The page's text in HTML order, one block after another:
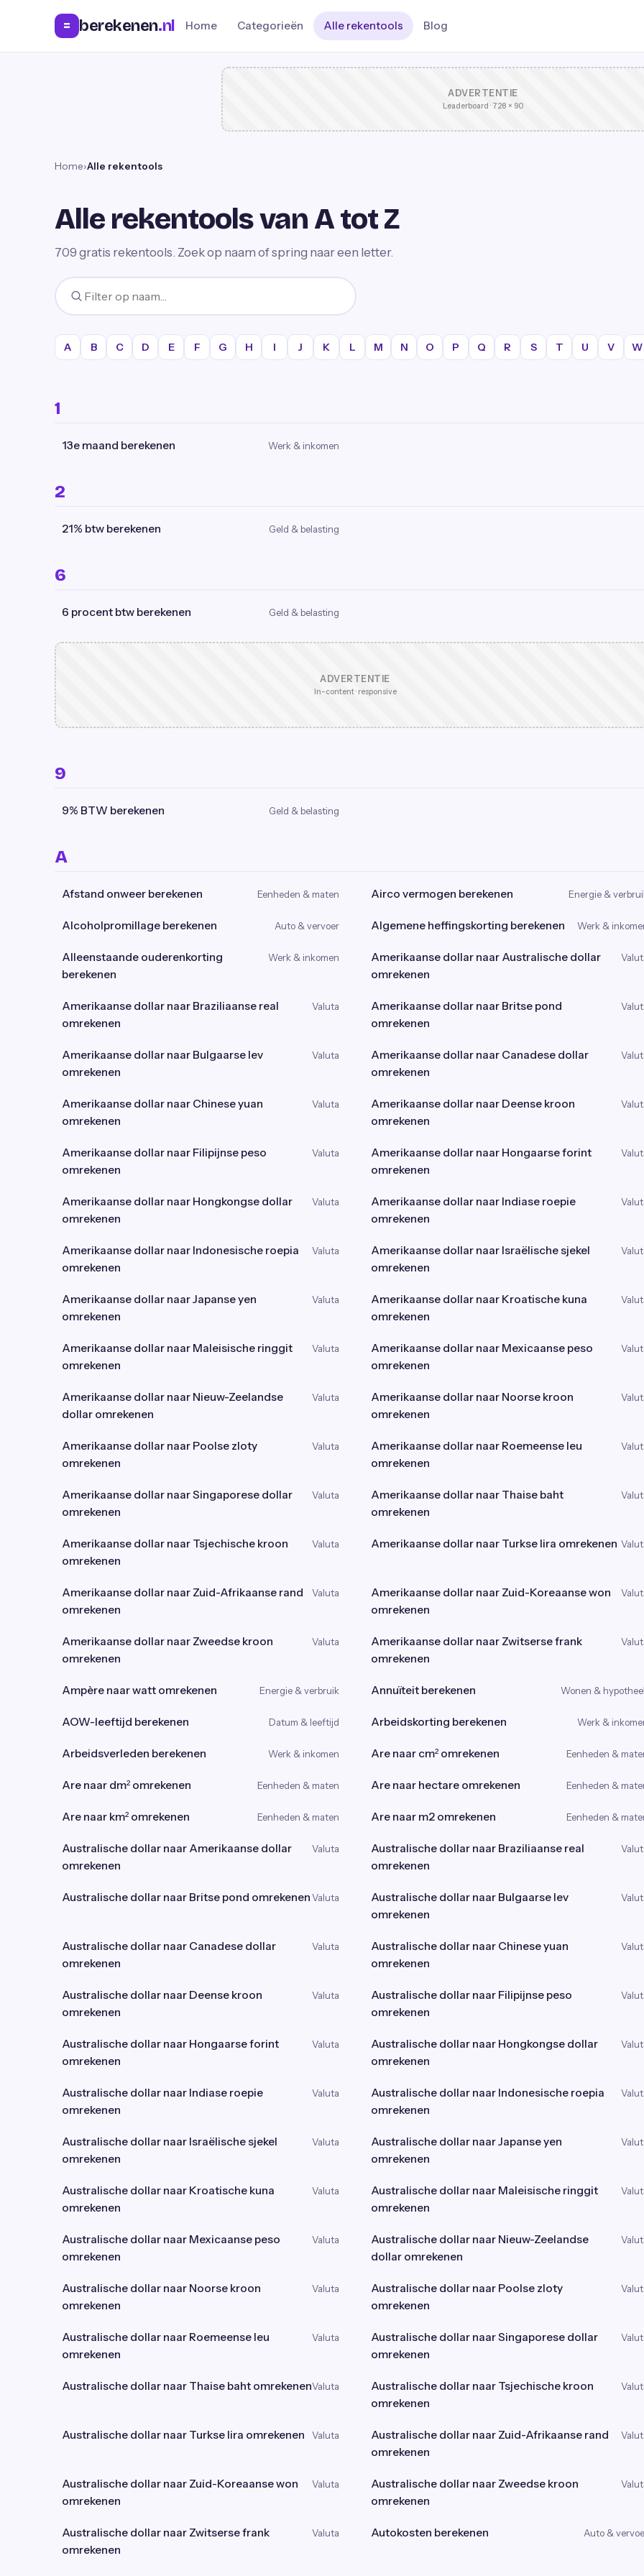
= berekenen.nl Home Categorieën Alle rekentools Blog
ADVERTENTIE
Leaderboard · 728 × 90
Home›Alle rekentools
Alle rekentools van A tot Z
709 gratis rekentools. Zoek op naam of spring naar een letter.
A B C D E F G H I J K L M N O P Q R S T U V W
1
13e maand berekenen Werk & inkomen
2
21% btw berekenen Geld & belasting
6
6 procent btw berekenen Geld & belasting
ADVERTENTIE
In-content · responsive
9
9% BTW berekenen Geld & belasting
A
Afstand onweer berekenen Eenheden & maten Airco vermogen berekenen Energie &
Alcoholpromillage berekenen Auto & vervoer Algemene heffingskorting berekenen Werk &
Alleenstaande ouderenkorting
berekenen
Werk & inkomen
Amerikaanse dollar naar Australische dollar
omrekenen
Amerikaanse dollar naar Braziliaanse real
omrekenen
Valuta
Amerikaanse dollar naar Britse pond
omrekenen
Amerikaanse dollar naar Bulgaarse lev
omrekenen
Valuta
Amerikaanse dollar naar Canadese dollar
omrekenen
Amerikaanse dollar naar Chinese yuan
omrekenen
Valuta
Amerikaanse dollar naar Deense kroon
omrekenen
Amerikaanse dollar naar Filipijnse peso
omrekenen
Valuta
Amerikaanse dollar naar Hongaarse forint
omrekenen
Amerikaanse dollar naar Hongkongse dollar
omrekenen
Valuta
Amerikaanse dollar naar Indiase roepie
omrekenen
Amerikaanse dollar naar Indonesische roepia
omrekenen
Valuta
Amerikaanse dollar naar Israëlische sjekel
omrekenen
Amerikaanse dollar naar Japanse yen
omrekenen
Valuta
Amerikaanse dollar naar Kroatische kuna
omrekenen
Amerikaanse dollar naar Maleisische ringgit
omrekenen
Valuta
Amerikaanse dollar naar Mexicaanse peso
omrekenen
Amerikaanse dollar naar Nieuw-Zeelandse
dollar omrekenen
Valuta
Amerikaanse dollar naar Noorse kroon
omrekenen
Amerikaanse dollar naar Poolse zloty
omrekenen
Valuta
Amerikaanse dollar naar Roemeense leu
omrekenen
Amerikaanse dollar naar Singaporese dollar
omrekenen
Valuta
Amerikaanse dollar naar Thaise baht
omrekenen
Amerikaanse dollar naar Tsjechische kroon
omrekenen
Valuta Amerikaanse dollar naar Turkse lira omrekenen
Amerikaanse dollar naar Zuid-Afrikaanse rand
omrekenen
Valuta
Amerikaanse dollar naar Zuid-Koreaanse won
omrekenen
Amerikaanse dollar naar Zweedse kroon
omrekenen
Valuta
Amerikaanse dollar naar Zwitserse frank
omrekenen
Ampère naar watt omrekenen Energie & verbruik Annuïteit berekenen Wonen &
AOW-leeftijd berekenen Datum & leeftijd Arbeidskorting berekenen Werk &
Arbeidsverleden berekenen Werk & inkomen Are naar cm² omrekenen Eenheden &
Are naar dm² omrekenen Eenheden & maten Are naar hectare omrekenen Eenheden &
Are naar km² omrekenen Eenheden & maten Are naar m2 omrekenen Eenheden &
Australische dollar naar Amerikaanse dollar
omrekenen
Valuta
Australische dollar naar Braziliaanse real
omrekenen
Australische dollar naar Britse pond omrekenenValuta
Australische dollar naar Bulgaarse lev
omrekenen
Australische dollar naar Canadese dollar
omrekenen
Valuta
Australische dollar naar Chinese yuan
omrekenen
Australische dollar naar Deense kroon
omrekenen
Valuta
Australische dollar naar Filipijnse peso
omrekenen
Australische dollar naar Hongaarse forint
omrekenen
Valuta
Australische dollar naar Hongkongse dollar
omrekenen
Australische dollar naar Indiase roepie
omrekenen
Valuta
Australische dollar naar Indonesische roepia
omrekenen
Australische dollar naar Israëlische sjekel
omrekenen
Valuta
Australische dollar naar Japanse yen
omrekenen
Australische dollar naar Kroatische kuna
omrekenen
Valuta
Australische dollar naar Maleisische ringgit
omrekenen
Australische dollar naar Mexicaanse peso
omrekenen
Valuta
Australische dollar naar Nieuw-Zeelandse
dollar omrekenen
Australische dollar naar Noorse kroon
omrekenen
Valuta
Australische dollar naar Poolse zloty
omrekenen
Australische dollar naar Roemeense leu
omrekenen
Valuta
Australische dollar naar Singaporese dollar
omrekenen
Australische dollar naar Thaise baht omrekenenValuta
Australische dollar naar Tsjechische kroon
omrekenen
Australische dollar naar Turkse lira omrekenen Valuta
Australische dollar naar Zuid-Afrikaanse rand
omrekenen
Australische dollar naar Zuid-Koreaanse won
omrekenen
Valuta
Australische dollar naar Zweedse kroon
omrekenen
Australische dollar naar Zwitserse frank
omrekenen
Valuta Autokosten berekenen Auto &